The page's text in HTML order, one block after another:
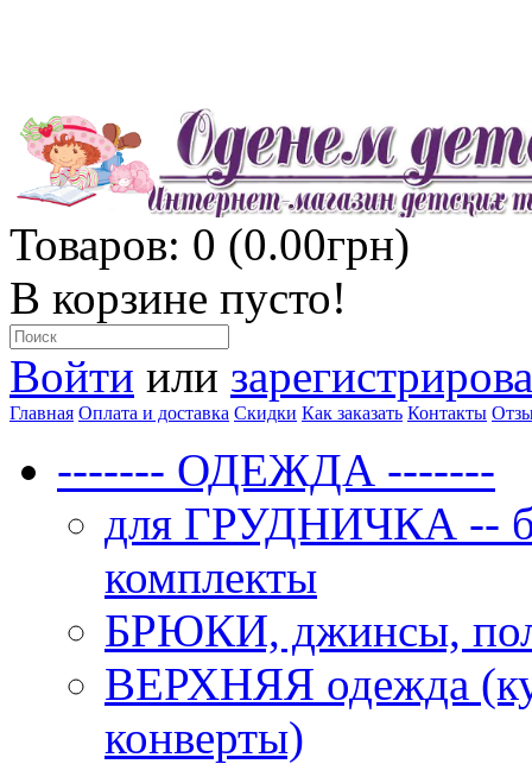
Товаров: 0 (0.00грн)
В корзине пусто!
Войти или
Главная Оплата и доставка Скидки Как заказать Контакты
------- ОДЕЖДА -------
для ГРУДНИЧКА --
комплекты
БРЮКИ, джинсы,
ВЕРХНЯЯ одежда
конверты)